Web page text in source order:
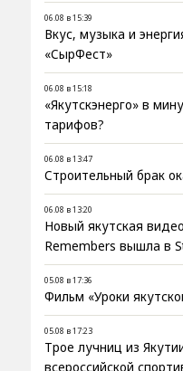
06.08 в 15:39
Вкус, музыка и
«СырФест»
06.08 в 15:18
«Якутскэнерго» в
тарифов?
06.08 в 13:47
Строительный брак
06.08 в 13:20
Новый якутская
Remembers вышла в
05.08 в 17:36
Фильм «Уроки
05.08 в 17:23
Трое лучниц из
всероссийской